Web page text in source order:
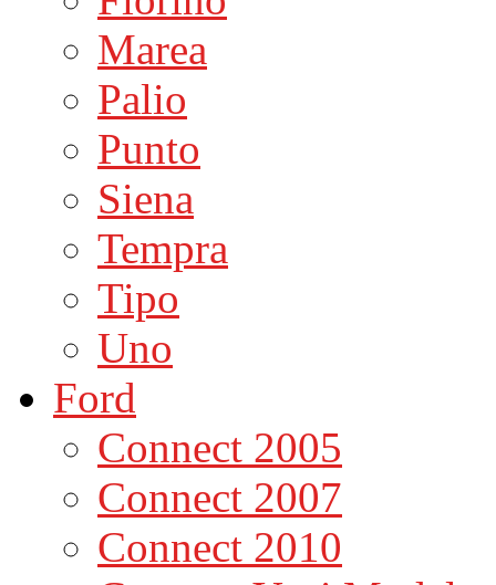
Marea
Palio
Punto
Siena
Tempra
Tipo
Uno
Ford
Connect 2005
Connect 2007
Connect 2010